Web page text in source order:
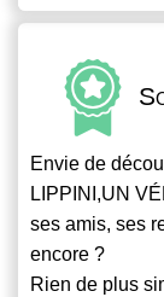
Envie de
LIPPINI,UN
ses amis, ses
encore ?
Rien de plus